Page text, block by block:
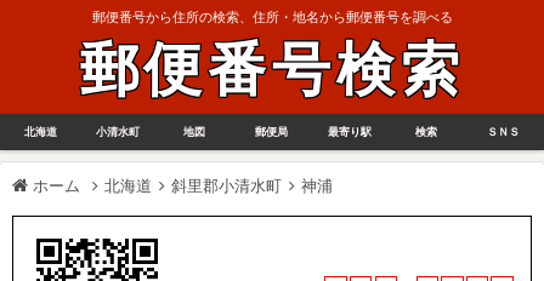
郵便番号から住所の検索、住所・地名から郵便番号を調べる
郵便番号検索
北海道 小清水町 地図 郵便局 最寄り駅 検索 ＳＮＳ
ホーム 北海道 斜里郡小清水町 神浦